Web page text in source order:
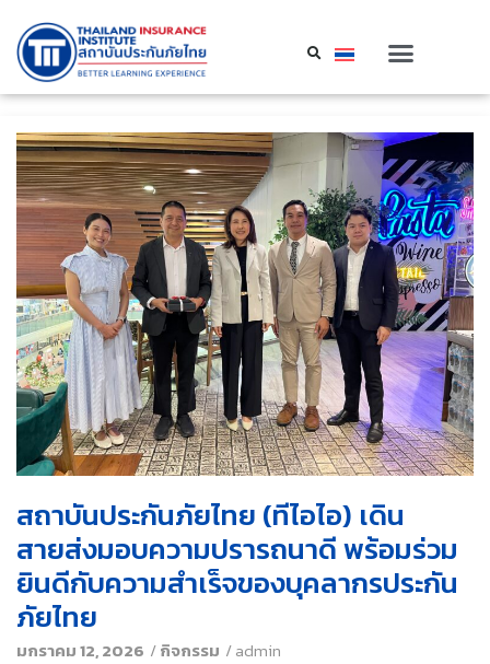
สถาบันประกันภัยไทย (ทีไอไอ) เดิน
สายส่งมอบความปรารถนาดี พร้อมร่วม
ยินดีกับความสำเร็จของบุคลากรประกัน
ภัยไทย
มกราคม 12, 2026 /กิจกรรม /admin